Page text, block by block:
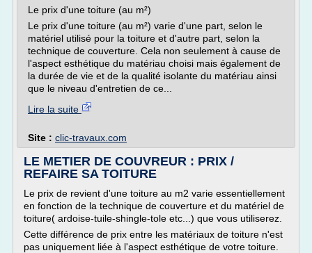
Le prix d'une toiture (au m²)
Le prix d'une toiture (au m²) varie d'une part, selon le
matériel utilisé pour la toiture et d'autre part, selon la
technique de couverture. Cela non seulement à cause de
l'aspect esthétique du matériau choisi mais également de
la durée de vie et de la qualité isolante du matériau ainsi
que le niveau d'entretien de ce...
Lire la suite
Site : clic-travaux.com
LE METIER DE COUVREUR : PRIX /
REFAIRE SA TOITURE
Le prix de revient d'une toiture au m2 varie essentiellement
en fonction de la technique de couverture et du matériel de
toiture( ardoise-tuile-shingle-tole etc...) que vous utiliserez.
Cette différence de prix entre les matériaux de toiture n'est
pas uniquement liée à l'aspect esthétique de votre toiture.